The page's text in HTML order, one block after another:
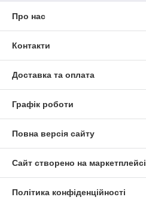
Про нас
Контакти
Доставка та оплата
Графік роботи
Повна версія сайту
Сайт створено на маркетплейсі
Політика конфіденційності